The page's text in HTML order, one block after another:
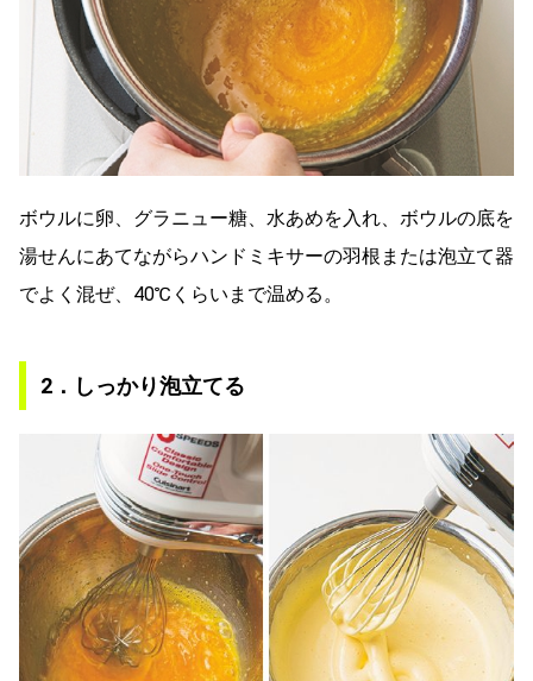
ボウルに卵、グラニュー糖、水あめを入れ、ボウルの底を
湯せんにあてながらハンドミキサーの羽根または泡立て器
でよく混ぜ、40℃くらいまで温める。
2．しっかり泡立てる